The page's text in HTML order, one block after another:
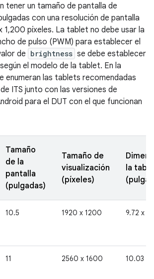
tener un tamaño de pantalla de
con una resolución de pantalla
1,200 píxeles. La tablet no debe usar la
de pulso (PWM) para establecer el
de brightness se debe establecer
según el modelo de la tablet. En la
enumeran las tablets recomendadas
ITS junto con las versiones de
para el DUT con el que funcionan
Tamaño
de la
pantalla
(pulgadas)
Tamaño de
visualización
(píxeles)
la
10.5 1920 x 1200 9.72 x
11 2560 x 1600 10.03 x